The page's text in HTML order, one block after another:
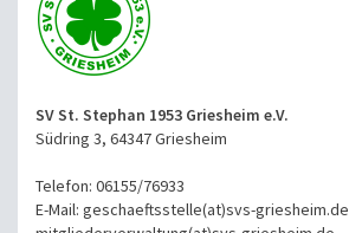
SV St. Stephan 1953 Griesheim e.V.
Südring 3, 64347 Griesheim
Telefon: 06155/76933
E-Mail: geschaeftsstelle(at)svs-griesheim.de